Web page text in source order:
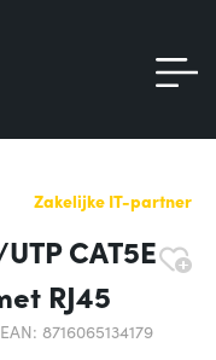
Zakelijke IT-partner
CAT5E
RJ45
EAN: 8716065134179